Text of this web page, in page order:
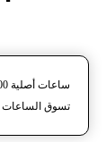
ساعات أصلية 100٪ 🌍 خبرة 20 سنة. توصيل مجاني داخل الإمارات.
تسوق الساعات